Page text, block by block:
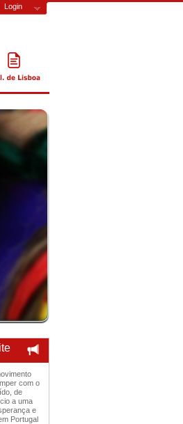
Login
com o
de
a uma
e
Portugal